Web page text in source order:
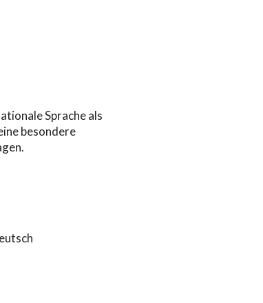
Sprache als
besondere